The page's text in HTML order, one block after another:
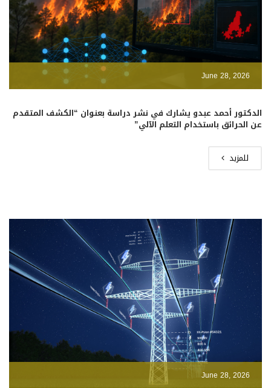
June 28, 2026
الدكتور أحمد عبدو يشارك في نشر دراسة بعنوان “الكشف المتقدم
عن الحرائق باستخدام التعلم الآلي”
للمزيد
June 28, 2026